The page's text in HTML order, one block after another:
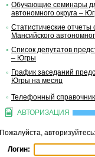
Обучающие семинары
автономного округа –
Статистические
Мансийского
Список депутатов
– Югры
График заседаний
Югры на месяц
Телефонный справочник
АВТОРИЗАЦИЯ
Пожалуйста, авторизуйтесь:
Логин: